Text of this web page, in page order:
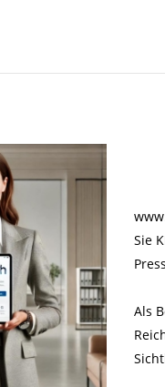
Sie
Als